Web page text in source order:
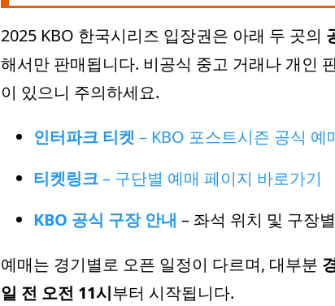
2025 KBO 한국시리즈 입장권은 아래 두 곳의
해서만 판매됩니다. 비공식 중고 거래나 개인
이 있으니 주의하세요.
인터파크 티켓 – KBO 포스트시즌 공식 예
티켓링크– 구단별 예매 페이지 바로가기
KBO 공식 구장 안내 – 좌석 위치 및 구장
예매는 경기별로 오픈 일정이 다르며, 대부분
일 전 오전 11시부터 시작됩니다.